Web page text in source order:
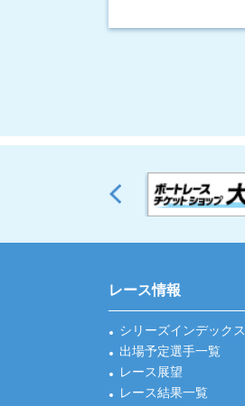
レース情報
シリーズインデックス
出場予定選手一覧
レース展望
レース結果一覧